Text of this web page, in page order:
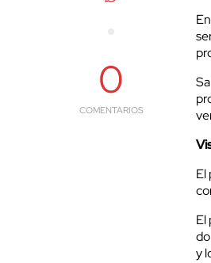
0
COMENTARIOS
El
El
y